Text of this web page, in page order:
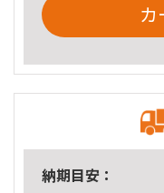
カ
納期目安：